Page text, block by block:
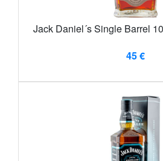
Jack Daniel´s Single Barrel
45 €